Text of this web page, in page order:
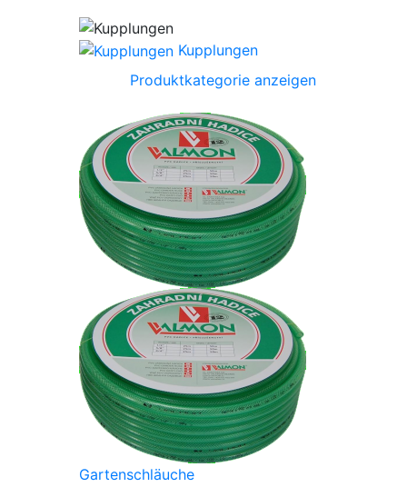
Kupplungen
Produktkategorie anzeigen
Gartenschläuche